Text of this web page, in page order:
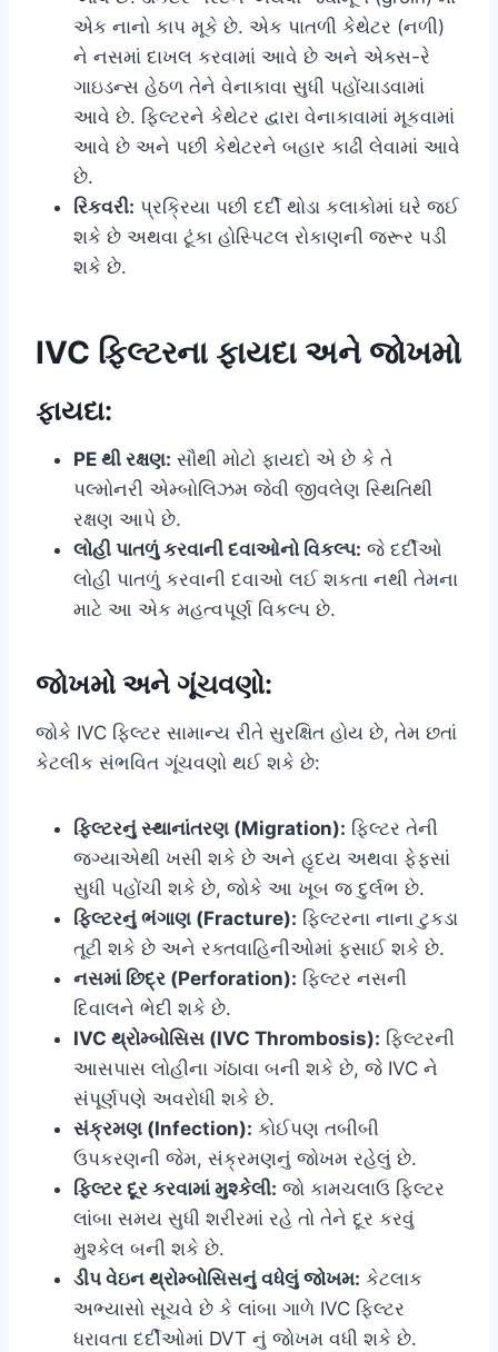
એક નાનો કાપ મૂકે છે. એક પાતળી કેથેટર (નળી)
ને નસમાં દાખલ કરવામાં આવે છે અને એક્સ-રે
ગાઇડન્સ હેઠળ તેને વેનાકાવા સુધી પહોંચાડવામાં
આવે છે. ફિલ્ટરને કેથેટર દ્વારા વેનાકાવામાં મૂકવામાં
આવે છે અને પછી કેથેટરને બહાર કાઢી લેવામાં આવે
છે.
રિકવરી: પ્રક્રિયા પછી દર્દી થોડા કલાકોમાં ઘરે જઈ
શકે છે અથવા ટૂંકા હોસ્પિટલ રોકાણની જરૂર પડી
શકે છે.
IVC ફિલ્ટરના ફાયદા અને જોખમો
ફાયદા:
PE થી રક્ષણ: સૌથી મોટો ફાયદો એ છે કે તે
પલ્મોનરી એમ્બોલિઝમ જેવી જીવલેણ સ્થિતિથી
રક્ષણ આપે છે.
લોહી પાતળું કરવાની દવાઓનો વિકલ્પ: જે દર્દીઓ
લોહી પાતળું કરવાની દવાઓ લઈ શકતા નથી તેમના
માટે આ એક મહત્વપૂર્ણ વિકલ્પ છે.
જોખમો અને ગૂંચવણો:
જોકે IVC ફિલ્ટર સામાન્ય રીતે સુરક્ષિત હોય છે, તેમ છતાં
કેટલીક સંભવિત ગૂંચવણો થઈ શકે છે:
ફિલ્ટરનું સ્થાનાંતરણ (Migration): ફિલ્ટર તેની
જગ્યાએથી ખસી શકે છે અને હૃદય અથવા ફેફસાં
સુધી પહોંચી શકે છે, જોકે આ ખૂબ જ દુર્લભ છે.
ફિલ્ટરનું ભંગાણ (Fracture): ફિલ્ટરના નાના ટુકડા
તૂટી શકે છે અને રક્તવાહિનીઓમાં ફસાઈ શકે છે.
નસમાં છિદ્ર (Perforation): ફિલ્ટર નસની
દિવાલને ભેદી શકે છે.
IVC થ્રોમ્બોસિસ (IVC Thrombosis): ફિલ્ટરની
આસપાસ લોહીના ગંઠાવા બની શકે છે, જે IVC ને
સંપૂર્ણપણે અવરોધી શકે છે.
સંક્રમણ (Infection): કોઈપણ તબીબી
ઉપકરણની જેમ, સંક્રમણનું જોખમ રહેલું છે.
ફિલ્ટર દૂર કરવામાં મુશ્કેલી: જો કામચલાઉ ફિલ્ટર
લાંબા સમય સુધી શરીરમાં રહે તો તેને દૂર કરવું
મુશ્કેલ બની શકે છે.
ડીપ વેઇન થ્રોમ્બોસિસનું વધેલું જોખમ: કેટલાક
અભ્યાસો સૂચવે છે કે લાંબા ગાળે IVC ફિલ્ટર
ધરાવતા દર્દીઓમાં DVT નું જોખમ વધી શકે છે.